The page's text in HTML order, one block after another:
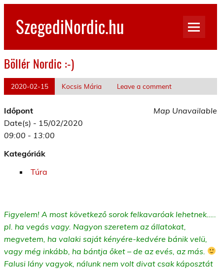
Skip
contentSzegediNordic.hu
Böllér Nordic :-)
2020-02-15 Kocsis Mária Leave a comment
Map Unavailable
Időpont
Date(s) - 15/02/2020
09:00 - 13:00
Kategóriák
Túra
Figyelem! A most következő sorok felkavaróak lehetnek…..
pl. ha vegás vagy. Nagyon szeretem az állatokat,
megvetem, ha valaki saját kényére-kedvére bánik velü,
vagy még inkább, ha bántja őket – de az evés, az más.
Falusi lány vagyok, nálunk nem volt divat csak káposztát